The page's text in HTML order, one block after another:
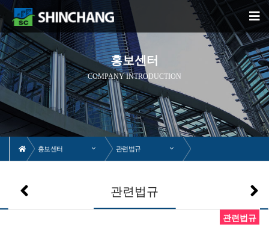
홍보센터
COMPANY INTRODUCTION
홍보센터 관련법규
관련법규
관련법규